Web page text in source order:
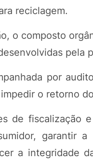
reciclagem.
o composto
pela
por
o retorno
de fiscalização
garantir
a integridade